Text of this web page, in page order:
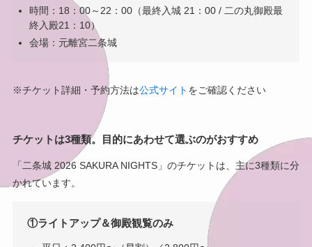
時間：18：00～22：00（最終入城 21：00 / 二の丸御殿最
終入殿21：10）
会場：元離宮二条城
※チケット詳細・予約方法は公式サイト をご確認ください
チケットは3種類。目的にあわせて選ぶのがおすすめ
「二条城 2026 SAKURA NIGHTS」のチケットは、主に3種類に分
かれています。
①ライトアップ＆御殿観覧のみ